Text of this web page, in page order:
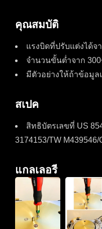
คุณสมบัติ
แรงบิดที่ปรับแต่งได้จ
จำนวนขั้นต่ำจาก
มีตัวอย่างให้ถ้าข้อมูล
สเปค
สิทธิบัตรเลขที่ US
3174153/TW
แกลเลอรี